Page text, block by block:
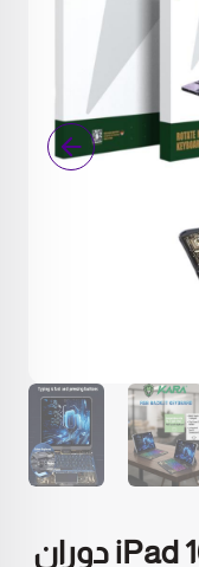
كيبورد iPad 11 Pro و iPad 10.9 دوران